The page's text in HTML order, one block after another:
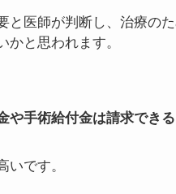
が高いです。医療用語上
。